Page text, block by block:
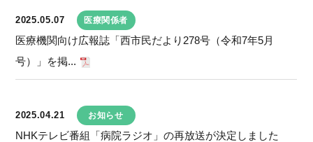
2025.05.07 医療関係者
医療機関向け広報誌「西市民だより278号（令和7年5月
号）」を掲...
2025.04.21 お知らせ
NHKテレビ番組「病院ラジオ」の再放送が決定しました